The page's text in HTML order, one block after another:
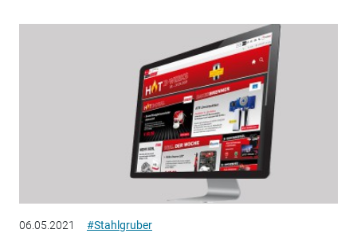
06.05.2021 #Stahlgruber